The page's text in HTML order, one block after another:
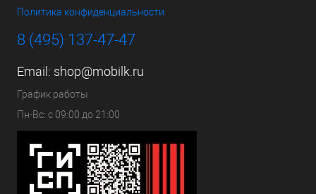
Политика конфиденциальности
8 (495) 137-47-47
Email: shop@mobilk.ru
График работы
Пн-Вс: с 09:00 до 21:00